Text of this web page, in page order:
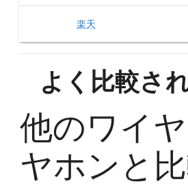
楽天
よく比較さ
他のワイ
ヤホン と